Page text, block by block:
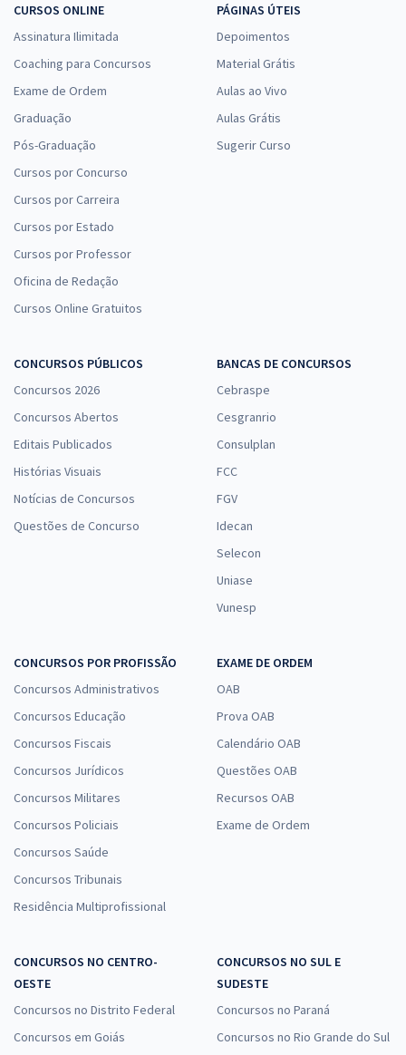
CURSOS ONLINE
Assinatura Ilimitada
Coaching para Concursos
Exame de Ordem
Graduação
Pós-Graduação
Cursos por Concurso
Cursos por Carreira
Cursos por Estado
Cursos por Professor
Oficina de Redação
Cursos Online Gratuitos
PÁGINAS ÚTEIS
Depoimentos
Material Grátis
Aulas ao Vivo
Aulas Grátis
Sugerir Curso
CONCURSOS PÚBLICOS
Concursos 2026
Concursos Abertos
Editais Publicados
Histórias Visuais
Notícias de Concursos
Questões de Concurso
BANCAS DE CONCURSOS
Cebraspe
Cesgranrio
Consulplan
FCC
FGV
Idecan
Selecon
Uniase
Vunesp
CONCURSOS POR PROFISSÃO
Concursos Administrativos
Concursos Educação
Concursos Fiscais
Concursos Jurídicos
Concursos Militares
Concursos Policiais
Concursos Saúde
Concursos Tribunais
Residência Multiprofissional
EXAME DE ORDEM
OAB
Prova OAB
Calendário OAB
Questões OAB
Recursos OAB
Exame de Ordem
CONCURSOS NO CENTRO-
OESTE
Concursos no Distrito Federal
Concursos em Goiás
CONCURSOS NO SUL E
SUDESTE
Concursos no Paraná
Concursos no Rio Grande do Sul